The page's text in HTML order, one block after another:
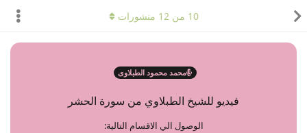
محمد محمود الطبلاوى
فيديو للشيخ الطبلاوي من سورة الحشر
الوصول الي الاقسام التالية:
10 من12 منشورات